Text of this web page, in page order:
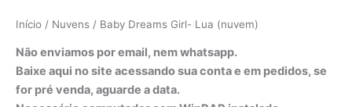
Início / Nuvens / Baby Dreams Girl- Lua (nuvem)
Não enviamos por email, nem whatsapp.
Baixe aqui no site acessando sua conta e em pedidos, se
for pré venda, aguarde a data.